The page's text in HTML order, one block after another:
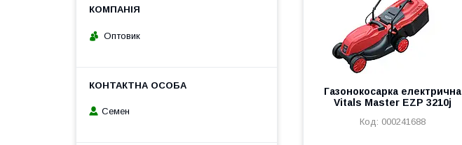
Газонокосарка електрична
Vitals Master EZP 3210j
000241688
Оптовик
Семен